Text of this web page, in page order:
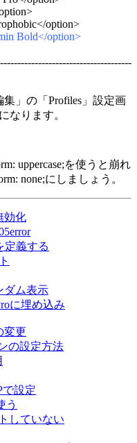
option>
Bold</option>
集」の「Profiles」設定画
なります。
uppercase;を使うと崩れ
none;にしましょう。
効化
定義する
ダム表示
に埋め込み
変更
の設定方法
で設定
う
していない